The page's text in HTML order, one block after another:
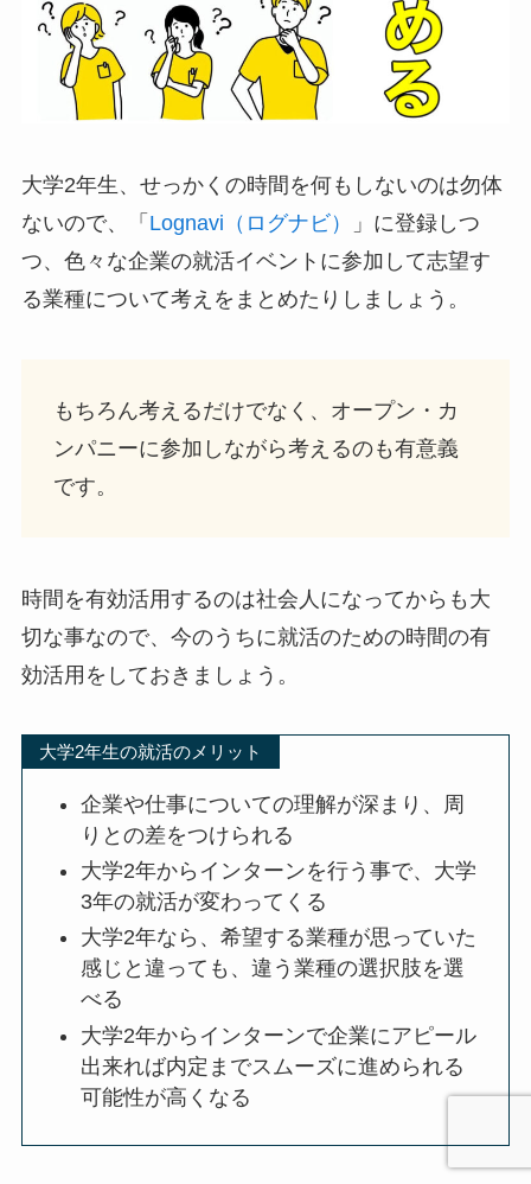
大学2年生、せっかくの時間を何もしないのは勿体
ないので、「 Lognavi（ログナビ）
」に登録しつ
つ、色々な企業の就活イベントに参加して志望す
る業種について考えをまとめたりしましょう。
もちろん考えるだけでなく、オープン・カ
ンパニーに参加しながら考えるのも有意義
です。
時間を有効活用するのは社会人になってからも大
切な事なので、今のうちに就活のための時間の有
効活用をしておきましょう。
大学2年生の就活のメリット
企業や仕事についての理解が深まり、周
りとの差をつけられる
大学2年からインターンを行う事で、大学
3年の就活が変わってくる
大学2年なら、希望する業種が思っていた
感じと違っても、違う業種の選択肢を選
べる
大学2年からインターンで企業にアピール
出来れば内定までスムーズに進められる
可能性が高くなる